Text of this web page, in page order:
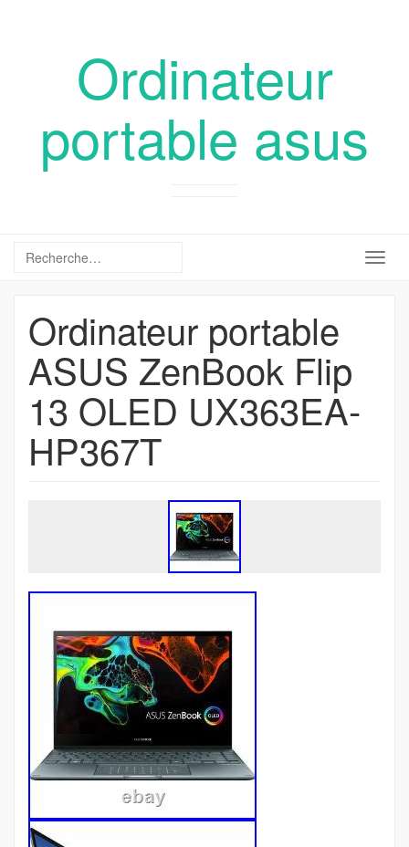
Ordinateur
portable asus
Ordinateur portable
ASUS ZenBook Flip
13 OLED UX363EA-
HP367T